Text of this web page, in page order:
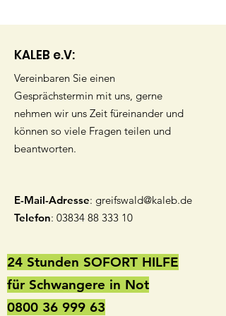
KALEB e.V:
Vereinbaren Sie einen
Gesprächstermin mit uns, gerne
nehmen wir uns Zeit füreinander und
können so viele Fragen teilen und
beantworten.
E-Mail-Adresse: greifswald@kaleb.de
Telefon: 03834 88 333 10
24 Stunden SOFORT HILFE
für Schwangere in Not
0800 36 999 63